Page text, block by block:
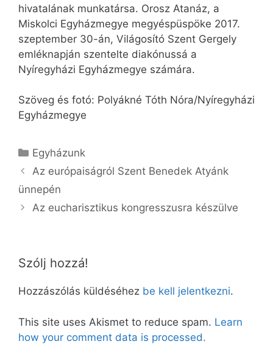
hivatalának munkatársa. Orosz Atanáz, a
Miskolci Egyházmegye megyéspüspöke 2017.
szeptember 30-án, Világosító Szent Gergely
emléknapján szentelte diakónussá a
Nyíregyházi Egyházmegye számára.
Szöveg és fotó: Polyákné Tóth Nóra/Nyíregyházi
Egyházmegye
Kategória
Egyházunk
Az európaiságról Szent Benedek Atyánk
ünnepén
Az eucharisztikus kongresszusra készülve
Szólj hozzá!
Hozzászólás küldéséhez be kell jelentkezni.
This site uses Akismet to reduce spam. Learn
how your comment data is processed.